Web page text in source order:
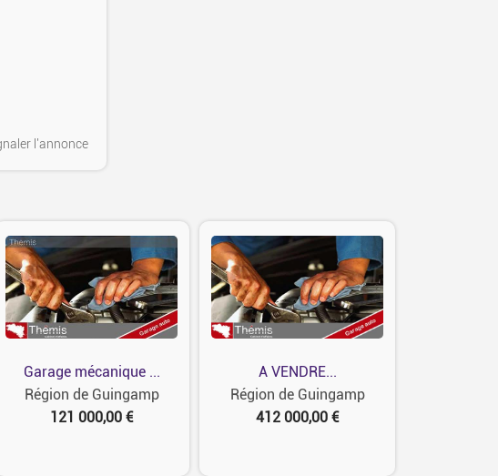
l'annonce
Garage mécanique ...
Région de Guingamp
121 000,00 €
A VENDRE...
Région de Guingamp
412 000,00 €